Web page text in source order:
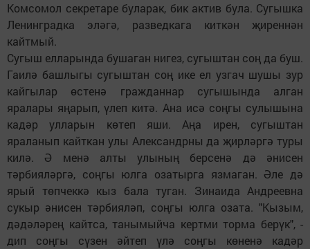
Комсомол секретаре буларак, бик актив була. Сугышка
Ленинградка эләгә, разведкага киткән җиреннән
кайтмый.
Сугыш елларында бушаган нигез, сугыштан соң да буш.
Гаилә башлыгы сугыштан соң ике ел узгач шушы зур
кайгылар өстенә гражданнар сугышында алган
яралары яңарып, үлеп китә. Ана исә соңгы сулышына
кадәр улларын көтеп яши. Аңа ирен, сугыштан
яраланып кайткан улы Александрны да җирләргә туры
килә. Ә менә алты улының берсенә дә әнисен
тәрбияләргә, соңгы юлга озатырга язмаган. Әле дә
ярый төпчеккә кыз бала туган. Зинаида Андреевна
сукыр әнисен тәрбияләп, соңгы юлга озата. "Кызым,
дәдәләрең кайтса, танымыйча кертми торма берүк", -
дип соңгы сүзен әйтеп үлә соңгы көненә кадәр